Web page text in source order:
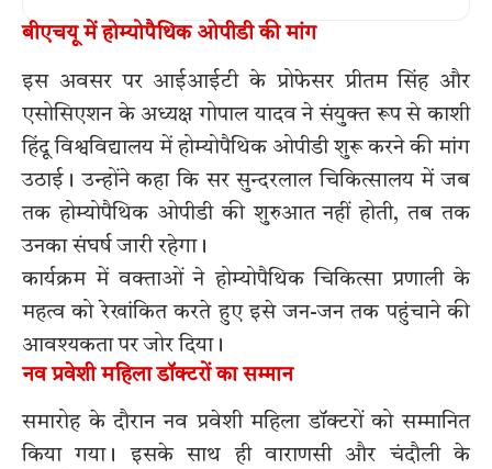
बीएचयू में होम्योपैथिक ओपीडी की मांग
इस अवसर पर आईआईटी के प्रोफेसर प्रीतम सिंह और
एसोसिएशन के अध्यक्ष गोपाल यादव ने संयुक्त रूप से काशी
हिंदू विश्वविद्यालय में होम्योपैथिक ओपीडी शुरू करने की मांग
उठाई। उन्होंने कहा कि सर सुन्दरलाल चिकित्सालय में जब
तक होम्योपैथिक ओपीडी की शुरुआत नहीं होती, तब तक
उनका संघर्ष जारी रहेगा।
कार्यक्रम में वक्ताओं ने होम्योपैथिक चिकित्सा प्रणाली के
महत्व को रेखांकित करते हुए इसे जन-जन तक पहुंचाने की
आवश्यकता पर जोर दिया।
नव प्रवेशी महिला डॉक्टरों का सम्मान
समारोह के दौरान नव प्रवेशी महिला डॉक्टरों को सम्मानित
किया गया। इसके साथ ही वाराणसी और चंदौली के